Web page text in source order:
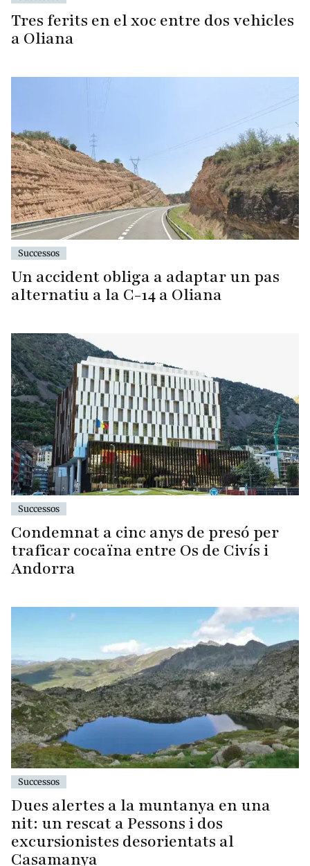
Tres ferits en el xoc entre dos vehicles
a Oliana
Successos
Un accident obliga a adaptar un pas
alternatiu a la C-14 a Oliana
Successos
Condemnat a cinc anys de presó per
traficar cocaïna entre Os de Civís i
Andorra
Successos
Dues alertes a la muntanya en una
nit: un rescat a Pessons i dos
excursionistes desorientats al
Casamanya